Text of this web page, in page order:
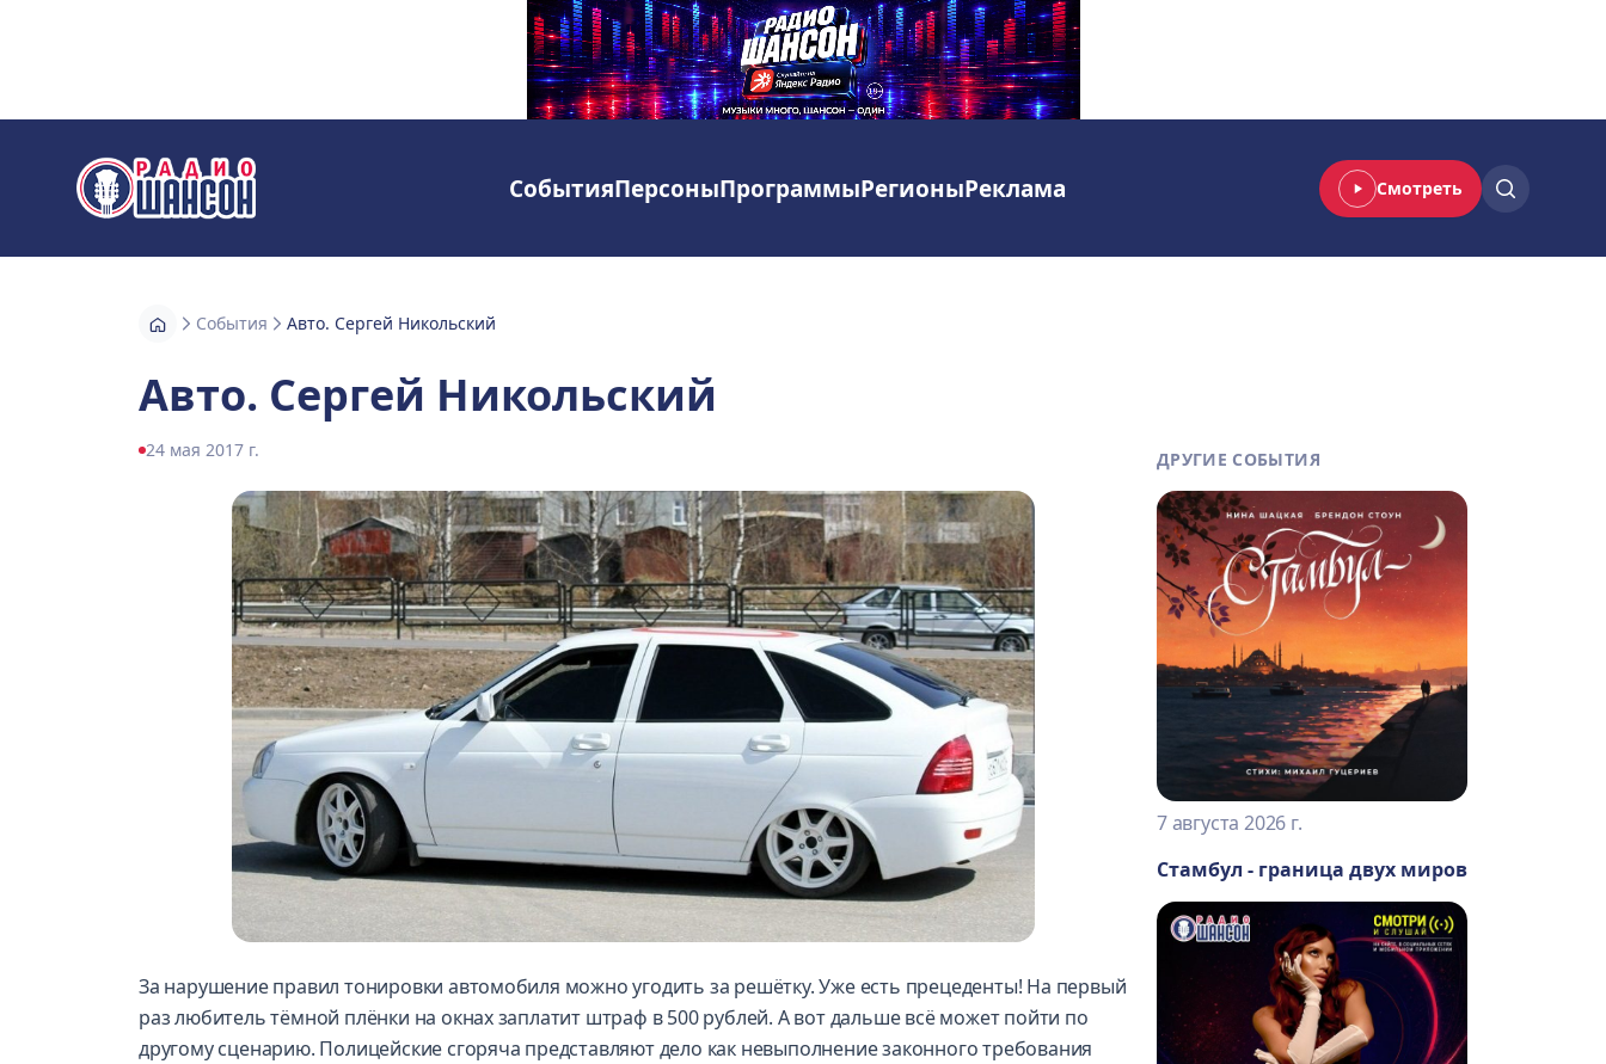
Радио Шансон СобытияПерсоныПрограммыРегионыРеклама Смотреть
События Авто. Сергей Никольский
Авто. Сергей Никольский
24 мая 2017 г.
За нарушение правил тонировки автомобиля можно угодить за решётку. Уже есть прецеденты! На первый
раз любитель тёмной плёнки на окнах заплатит штраф в 500 рублей. А вот дальше всё может пойти по
другому сценарию. Полицейские сгоряча представляют дело как невыполнение законного требования
ДРУГИЕ СОБЫТИЯ
7 августа 2026 г.
Стамбул - граница двух миров